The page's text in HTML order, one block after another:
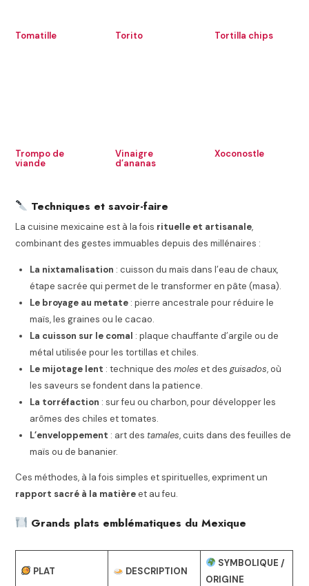
Tomatille Torito Tortilla chips
Trompo de
viande
Vinaigre
d’ananas
Xoconostle
Techniques et savoir-faire
La cuisine mexicaine est à la fois rituelle et artisanale,
combinant des gestes immuables depuis des millénaires :
La nixtamalisation : cuisson du maïs dans l’eau de chaux,
étape sacrée qui permet de le transformer en pâte (masa).
Le broyage au metate : pierre ancestrale pour réduire le
maïs, les graines ou le cacao.
La cuisson sur le comal : plaque chauffante d’argile ou de
métal utilisée pour les tortillas et chiles.
Le mijotage lent : technique desmoles et desguisados, où
les saveurs se fondent dans la patience.
La torréfaction : sur feu ou charbon, pour développer les
arômes des chiles et tomates.
L’enveloppement : art des tamales, cuits dans des feuilles de
maïs ou de bananier.
Ces méthodes, à la fois simples et spirituelles, expriment un
rapport sacré à la matièreet au feu.
Grands plats emblématiques du Mexique
PLAT DESCRIPTION
SYMBOLIQUE /
ORIGINE